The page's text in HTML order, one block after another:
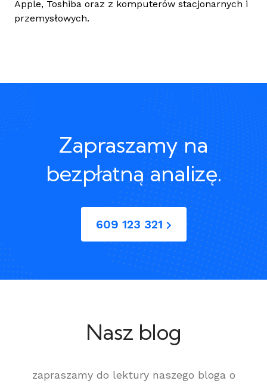
Apple, Toshiba oraz z komputerów stacjonarnych i
przemysłowych.
Zapraszamy na
bezpłatną analizę.
609 123 321
Nasz blog
zapraszamy do lektury naszego bloga o